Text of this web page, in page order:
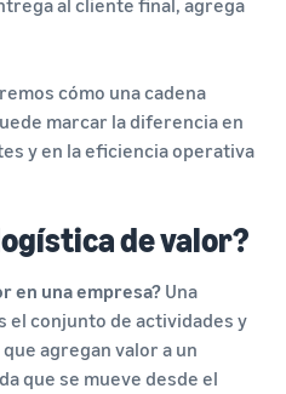
al cliente final, agrega
cómo una cadena
marcar la diferencia en
y en la eficiencia operativa
de valor?
en una empresa? Una
el conjunto de actividades y
agregan valor a un
que se mueve desde el